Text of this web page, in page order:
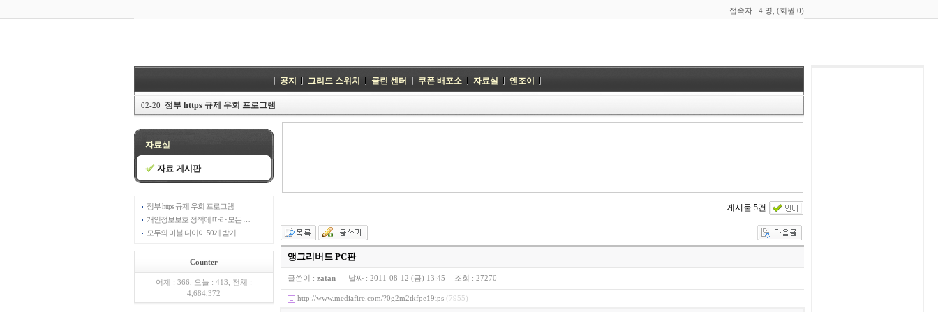
접속자 : 4 명, (회원 0)
공지 그리드 스위치 클린 센터 쿠폰 배포소 자료실 엔조이
02-20 정부 https 규제 우회 프로그램
자료실
자료 게시판
정부 https 규제 우회 프로그램
개인정보보호 정책에 따라 모든 …
모두의 마블 다이아 50개 받기
Counter
어제 : 366, 오늘 : 413, 전체 :
4,684,372
게시물 5건
앵그리버드 PC판
글쓴이 : zatan 날짜 : 2011-08-12 (금) 13:45 조회 : 27270
http://www.mediafire.com/?0g2m2tkfpe19ips (7955)